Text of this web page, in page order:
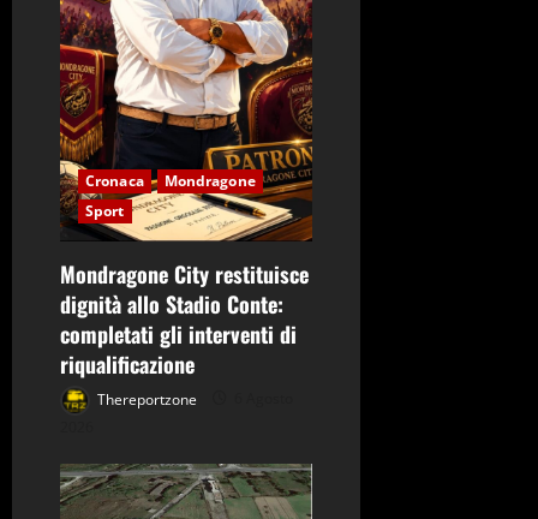
Cronaca
Mondragone
Sport
Mondragone City restituisce
dignità allo Stadio Conte:
completati gli interventi di
riqualificazione
Thereportzone